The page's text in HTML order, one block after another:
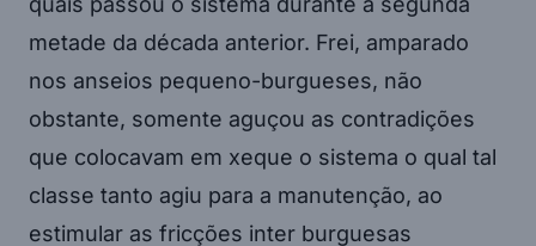
metade da década anterior. Frei, amparado
nos anseios pequeno-burgueses, não
obstante, somente aguçou as contradições
que colocavam em xeque o sistema o qual tal
classe tanto agiu para a manutenção, ao
estimular as fricções inter burguesas